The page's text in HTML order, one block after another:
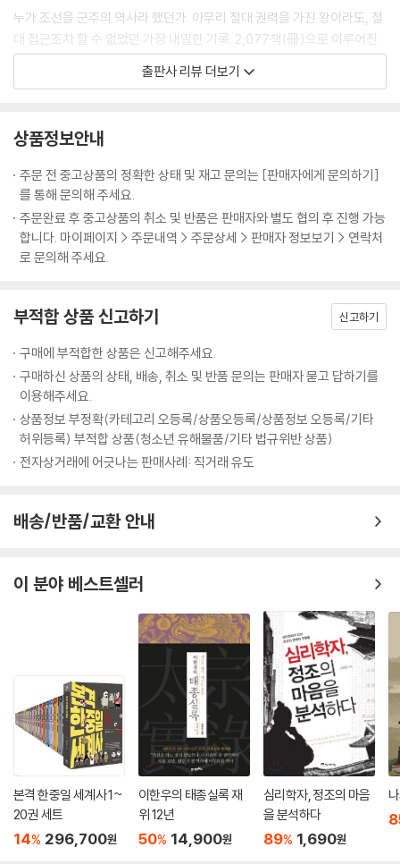
와신상담 호랑이. 북벌로 아버지의 치욕을 씻으려 했던 임금·337
- 청룡언월도를 휘두르며 북벌을 꿈꾸다
- 제주도에 표류한 네덜란드인을 붙잡은 조선의 사정
- 의복을 둘러싼 정치적 갈등에 휘말린 현종
【 제19대 숙종 】
금수저 호랑이. 장자 프리미엄의 끝판왕·359
- 소년 군주 숙종, 정치 9단 송시열을 누르다
- 3차례의 환국으로 숙종이 얻은 왕권강화
병약한 호랑이. 장희빈의 아들로 태어난 비운의 임금·379
- 힘이 없는 임금의 험난한 왕위 지키기
- 동생 연잉군(영조)이 올린 게장과 감, 그리고 경종의 죽음
【 제21대 영조 】
최장수 호랑이. 조선 최초의 천민 출신 임금·389
- 아들 사도세자를 뒤주에 가두어 죽여 버린 비운의 부정(父情)
완벽한 호랑이. 백성들과 소통하기 위해 힘쓴 임금·417
- 역적의 아들, 애민군주가 되다
- 지덕체를 모두 갖춘 임금, 정조
- 아버지 사도세자를 그리며 수원 화성을 축성하다
【 제23대 순조 】
무능한 호랑이. 수렴청정에 휘둘린 허수아비 임금·445
- 순조의 증조할머니 정순왕후, 정치적 야욕을 드러내다
- 정약용이 18년 동안 귀양살이를 하게 된 까닭
【 제24대 헌종 】
최연소 호랑이. 8세에 즉위한 어린 임금·457
으로 배치합니다. 상소문에는 비판적인 내용이 있었기 때문에 상소문을 읽
는다는 것은 오늘날로 따지면 인터넷에 달린 악플(악성댓글)을 읽는 것과
비슷하다고 볼 수 있어요. 한번 생각해보세요, 자신이 쓴 글에 달린 악플을
줄줄이 읽으면 잠이 잘 올까요? 정말 죽을 맛이겠지요. 이처럼 조선시대 왕
들을 쥐 잡듯이 잡아서 성군으로 만들겠다는 게 바로 정도전의 전략이라고
---「제1대 태조」중에서
황희는 ‘노쇠하고 질병이 있다’는 이유로 끈질기게 사직을 요청합니다. 하
지만 세종 역시 줄기차게 이를 거절하지요. 결국 세종의 재임기간이 32년
인데, 황희는 그중 18년을 영의정으로 재직하며 울며 겨자 먹기로 일을 합
니다. 황희가 힘들어할 때마다 세종은 다음과 같이 말하며 그를 어르고 달
랩니다.
“경의 나이가 아직 극쇠에 미치지 않았고, 병 또한 깊은 데 이르지 않은즉,
기력이 오히려 강건하여 국정을 잡을 만하고, 만일 질병이 생겼다면 마땅
히 의약의 치료를 가해야 할 것이요, 설사 상투적인 허식(虛飾)은 아니라
할지라도, 어찌 상규(常規)에 구애로 직임을 사퇴하리오.”
『세종실록』 56권, 14년(1432) 4월 20일
몸이 여기저기 쑤시고 고장나서 은퇴하겠다는 68세의 노인에게 ‘아직 죽
을 만큼 쇠약하지 않고 병 또한 깊지 않으며 만일 큰 질병이 발견된다면 치
그중에 재주만 뛰어나면 ‘운평’이라 하였고, 재주뿐만 아니라 미모가 아름
다운 기생은 ‘흥청’이라 불렀어요. 이들은 연산군의 증조할아버지인 세조
가 세운 원각사(현 탑골공원)에 수용되지요. 연산군은 수많은 기생들에게
많은 상을 내리고 궁궐에서 함께 놀이를 즐깁니다. 이러한 놀이 때문에 국
고는 텅텅 비게 되고, 나라가 망할 지경까지 이르게 됩니다. 여기서 바로
‘흥청망청’이라는 말이 유래한 거지요.
---「제10대 연산군」중에서
왜군이 한양으로 쭉쭉 침입해오고 있는 가운데, 한양에서는 희대의 사건이
발생합니다. 임금이 궁궐을 버리고 도망을 간 거지요. 선조는 자신의 몸을
보전하기 위해 한양을 떠나 개성으로, 평양으로, 의주로 옮기며 점점 북쪽
으로 몸을 피신하였습니다. 물론 조선에서 왕의 신변은 중요했지만, 선조
의 행동은 일본이 전혀 상상하지 못했던 일이었습니다. 일본은 작은 성의
누가 조선을 군주의 역사라 했던가. 아무리 절대 권력을 가진 왕이라도, 절
대 접근조차 할 수 없었던 가장 내밀한 기록. 2,077책(冊)으로 이루어진
이 방대한 기록물은 세계적인 가치를 인정받아 현재 유네스코 세계기록유
의 정치, 경제, 문화 등 사회 전반에 관한 고민을 고스란히 담고 있기 때문
이다. 실제로 조선왕조실록에는 그 당시 왕과 신하들의 목소리가 그대로
인용된다. 사관의 날카로운 평가도 존재한다. 따라서 실록을 읽는다는 것
은 조선시대의 적나라한 민낯을 보는 것과 같다. 그리고 그 민낯은 오늘날
의 대한민국과 어쩐지 많이 닮아있다.
핵심적인 주요 사건들을 풀어쓴 책이다. 설민석 특유의 흡입력 있는 간결
함과 재치 있는 말투를 구어체 그대로 책에다 담았다. 중간에 갑자기 등장
하는 질의응답 구성은 마치 바로 앞에서 강연을 듣고 있다는 느낌을 들게
한다. 또한 실록에 등장하는 왕의 목소리를 현대어로 풀어써 당시의 정책
과 주요 사건들이 일어난 배경을 명확히 이해하는 데 도움이 된다.
박죽 엉망으로 기억되었던 얕은 국사 지식의 파편들이 차분히 정리된다.
지
· 왕좌를 둘러싼 치열했던 당파싸움의 비하인드 스토리
· 조선후기 외척 정치가 만연할 수밖에 없었던 까닭 등등
나아가, 이 책의 백미는 기존의 역사책이 가진 고리타분한 어려움을 과감
히 버린데 있다. 왕이기 이전에 아들로서, 남편으로서, 아버지로서의 인간
적인 삶이 낱낱이 드러난 모습들은 교과서에서는 결코 찾아볼 수 없는 남
다른 재미를 선사한다.
학생부터 성인까지 모두에게,
철저하게 기획된 대중 인문교양서
최근 역사에 대한 콘텐츠가 다시 쏟아져 나오는 이유도 ‘현재’에 대한 진정
출판사 리뷰 더보기
상품정보안내
주문 전 중고상품의 정확한 상태 및 재고 문의는 [판매자에게 문의하기]
를 통해 문의해 주세요.
주문완료 후 중고상품의 취소 및 반품은 판매자와 별도 협의 후 진행 가능
합니다. 마이페이지 > 주문내역 > 주문상세 > 판매자 정보보기 > 연락처
로 문의해 주세요.
부적합 상품 신고하기 신고하기
구매에 부적합한 상품은 신고해주세요.
구매하신 상품의 상태, 배송, 취소 및 반품 문의는 판매자 묻고 답하기를
이용해주세요.
상품정보 부정확(카테고리 오등록/상품오등록/상품정보 오등록/기타
허위등록) 부적합 상품(청소년 유해물품/기타 법규위반 상품)
전자상거래에 어긋나는 판매사례: 직거래 유도
배송/반품/교환 안내
이 분야 베스트셀러
본격 한중일 세계사 1~
20권 세트
14% 296,700원
이한우의 태종실록 재
위 12년
50% 14,900원
심리학자, 정조의 마음
을 분석하다
89% 1,690원